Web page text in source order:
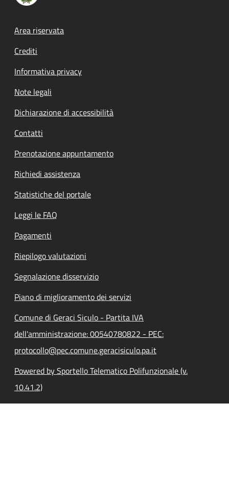
Footer menu
Area riservata
Crediti
Informativa privacy
Note legali
Dichiarazione di accessibilità
Contatti
Prenotazione appuntamento
Richiedi assistenza
Statistiche del portale
Leggi le FAQ
Pagamenti
Riepilogo valutazioni
Segnalazione disservizio
Piano di miglioramento dei servizi
Comune di Geraci Siculo - Partita IVA
dell'amministrazione: 00540780822 - PEC:
protocollo@pec.comune.geracisiculo.pa.it
Powered by Sportello Telematico Polifunzionale (v.
10.41.2)